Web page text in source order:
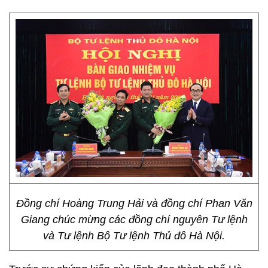
Đồng chí Hoàng Trung Hải và đồng chí Phan Văn
Giang chúc mừng các đồng chí nguyên Tư lệnh
và Tư lệnh Bộ Tư lệnh Thủ đô Hà Nội.